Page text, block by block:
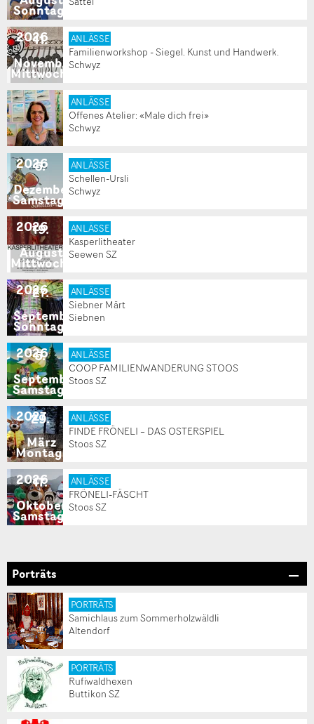
Sonntag
Mittwoch
11.
November
2026 ANLÄSSE
Familienworkshop - Siegel. Kunst und Handwerk.
Schwyz
ANLÄSSE
Offenes Atelier: «Male dich frei»
Schwyz
Samstag
5.
Dezember
2026 ANLÄSSE
Schellen-Ursli
Schwyz
Mittwoch
19.
August
2026 ANLÄSSE
Kasperlitheater
Seewen SZ
Sonntag
27.
September
2026 ANLÄSSE
Siebner Märt
Siebnen
Samstag
5.
September
2026 ANLÄSSE
COOP FAMILIENWANDERUNG STOOS
Stoos SZ
Montag
29.
März
2027 ANLÄSSE
FINDE FRÖNELI – DAS OSTERSPIEL
Stoos SZ
Samstag
17.
Oktober
2026 ANLÄSSE
FRÖNELI-FÄSCHT
Stoos SZ
Porträts
PORTRÄTS
Samichlaus zum Sommerholzwäldli
Altendorf
PORTRÄTS
Rufiwaldhexen
Buttikon SZ